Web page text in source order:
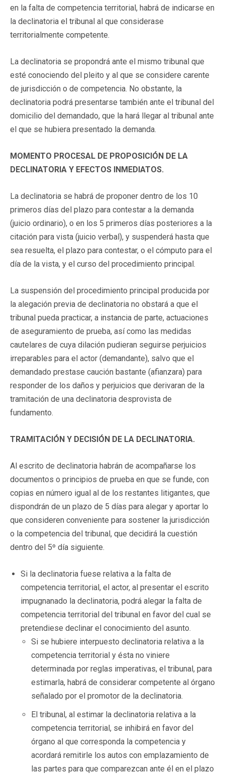
en la falta de competencia territorial, habrá de indicarse en
la declinatoria el tribunal al que considerase
territorialmente competente.
La declinatoria se propondrá ante el mismo tribunal que
esté conociendo del pleito y al que se considere carente
de jurisdicción o de competencia. No obstante, la
declinatoria podrá presentarse también ante el tribunal del
domicilio del demandado, que la hará llegar al tribunal ante
el que se hubiera presentado la demanda.
MOMENTO PROCESAL DE PROPOSICIÓN DE LA
DECLINATORIA Y EFECTOS INMEDIATOS.
La declinatoria se habrá de proponer dentro de los 10
primeros días del plazo para contestar a la demanda
(juicio ordinario), o en los 5 primeros días posteriores a la
citación para vista (juicio verbal), y suspenderá hasta que
sea resuelta, el plazo para contestar, o el cómputo para el
día de la vista, y el curso del procedimiento principal.
La suspensión del procedimiento principal producida por
la alegación previa de declinatoria no obstará a que el
tribunal pueda practicar, a instancia de parte, actuaciones
de aseguramiento de prueba, así como las medidas
cautelares de cuya dilación pudieran seguirse perjuicios
irreparables para el actor (demandante), salvo que el
demandado prestase caución bastante (afianzara) para
responder de los daños y perjuicios que derivaran de la
tramitación de una declinatoria desprovista de
fundamento.
TRAMITACIÓN Y DECISIÓN DE LA DECLINATORIA.
Al escrito de declinatoria habrán de acompañarse los
documentos o principios de prueba en que se funde, con
copias en número igual al de los restantes litigantes, que
dispondrán de un plazo de 5 días para alegar y aportar lo
que consideren conveniente para sostener la jurisdicción
o la competencia del tribunal, que decidirá la cuestión
dentro del 5º día siguiente.
Si la declinatoria fuese relativa a la falta de
competencia territorial, el actor, al presentar el escrito
impugnanado la declinatoria, podrá alegar la falta de
competencia territorial del tribunal en favor del cual se
pretendiese declinar el conocimiento del asunto.
Si se hubiere interpuesto declinatoria relativa a la
competencia territorial y ésta no viniere
determinada por reglas imperativas, el tribunal, para
estimarla, habrá de considerar competente al órgano
señalado por el promotor de la declinatoria.
El tribunal, al estimar la declinatoria relativa a la
competencia territorial, se inhibirá en favor del
órgano al que corresponda la competencia y
acordará remitirle los autos con emplazamiento de
las partes para que comparezcan ante él en el plazo